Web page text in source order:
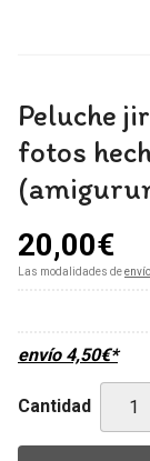
Peluche
fotos
20,00€
Las modalidades deenvío
envío 4,50€*
Cantidad